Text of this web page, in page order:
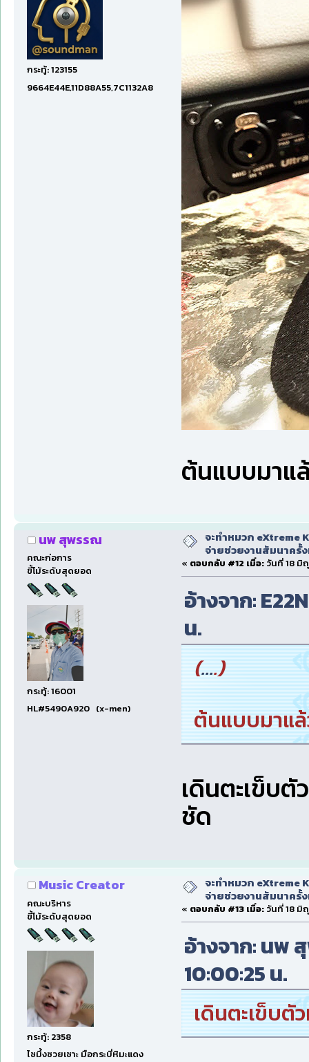
กระทู้: 123155
9664E44E,11D88A55,7C1132A8
ต้นแบบมาแ
นพ สุพรรณ
คณะก่อการ
ขี้โม้ระดับสุดยอด
กระทู้: 16001
HL#5490A920 (x-men)
จะทำหมวก eXtreme
จ่ายช่วยงานสัมนาครั้
« ตอบกลับ #12 เมื่อ: วันที่ 18 มิ
อ้างจาก:
น.
(....)
ต้นแบบมาแ
เดินตะเข็บ
ชัด
Music Creator
คณะบริหาร
ขี้โม้ระดับสุดยอด
กระทู้: 2358
ไซมึ้งซวยเซาะ มือกระบี่หิมะแดง
จะทำหมวก eXtreme
จ่ายช่วยงานสัมนาครั้
« ตอบกลับ #13 เมื่อ: วันที่ 18 มิ
อ้างจาก: นพ
10:00:25 น.
เดินตะเข็บตั